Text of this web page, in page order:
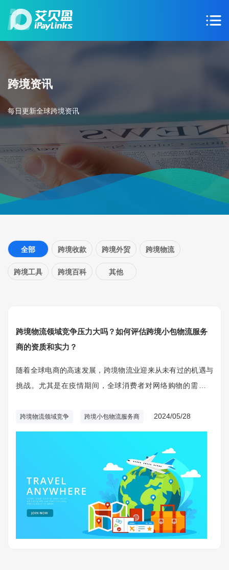
跨境资讯
每日更新全球跨境资讯
全部 跨境收款 跨境外贸 跨境物流
跨境工具 跨境百科 其他
跨境物流领域竞争压力大吗？如何评估跨境小包物流服务
商的资质和实力？
随着全球电商的高速发展，跨境物流业迎来从未有过的机遇与
挑战。尤其是在疫情期间，全球消费者对网络购物的需求激
的竞争压力也在增加。
跨境物流领域竞争 跨境小包物流服务商 2024/05/28